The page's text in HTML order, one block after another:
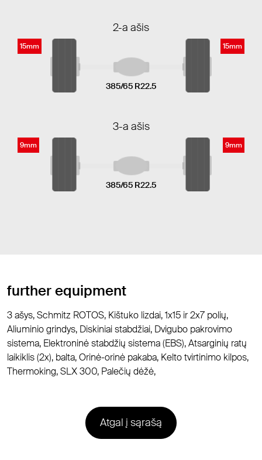
2-a ašis
15mm
385/65 R22.5
15mm
3-a ašis
9mm
385/65 R22.5
9mm
further equipment
3 ašys, Schmitz ROTOS, Kištuko lizdai, 1x15 ir 2x7 polių,
Aliuminio grindys, Diskiniai stabdžiai, Dvigubo pakrovimo
sistema, Elektroninė stabdžių sistema (EBS), Atsarginių ratų
laikiklis (2x), balta, Orinė-orinė pakaba, Kelto tvirtinimo kilpos,
Thermoking, SLX 300, Palečių dėžė,
Atgal į sąrašą